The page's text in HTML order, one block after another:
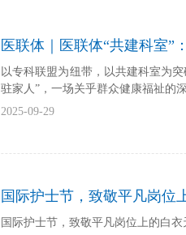
医联体｜医联体“共建科室”
以专科联盟为纽带，以共建科室为
驻家人”，一场关乎群众健康福祉的
2025-09-29
国际护士节，致敬平凡岗位
国际护士节，致敬平凡岗位上的白衣